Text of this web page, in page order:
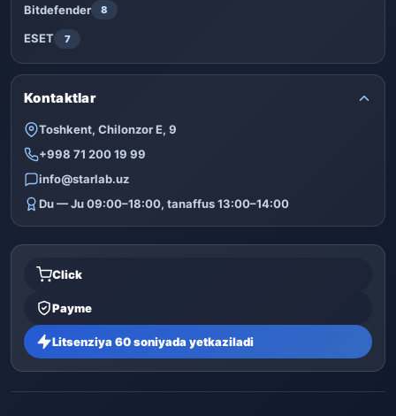
Bitdefender 8
ESET 7
Kontaktlar
Toshkent, Chilonzor E, 9
+998 71 200 19 99
info@starlab.uz
Du — Ju 09:00–18:00, tanaffus 13:00–14:00
Click
Payme
Litsenziya 60 soniyada yetkaziladi